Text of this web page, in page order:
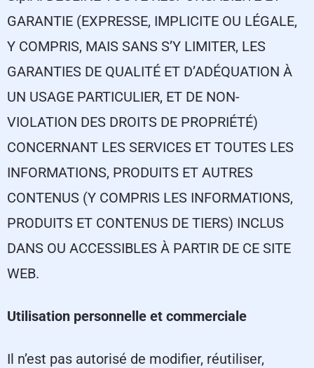
GARANTIE (EXPRESSE, IMPLICITE OU LÉGALE,
Y COMPRIS, MAIS SANS S’Y LIMITER, LES
GARANTIES DE QUALITÉ ET D’ADÉQUATION À
UN USAGE PARTICULIER, ET DE NON-
VIOLATION DES DROITS DE PROPRIÉTÉ)
CONCERNANT LES SERVICES ET TOUTES LES
INFORMATIONS, PRODUITS ET AUTRES
CONTENUS (Y COMPRIS LES INFORMATIONS,
PRODUITS ET CONTENUS DE TIERS) INCLUS
DANS OU ACCESSIBLES À PARTIR DE CE SITE
WEB.
Utilisation personnelle et commerciale
Il n’est pas autorisé de modifier, réutiliser,